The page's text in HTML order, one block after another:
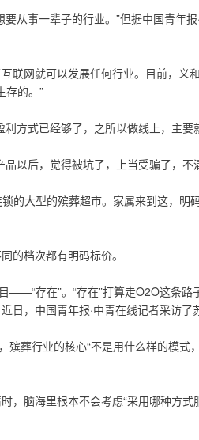
从事一辈子的行业。”但据中国青年
联网就可以发展任何行业。目前，
存的。”
方式已经够了，之所以做线上，主要
以后，觉得被坑了，上当受骗了，不
的大型的殡葬超市。家属来到这，
的档次都有明码标价。
——“存在”。“存在”打算走O2O这条
，中国青年报·中青在线记者采访了
葬行业的核心“不是用什么样的模
脑海里根本不会考虑“采用哪种方